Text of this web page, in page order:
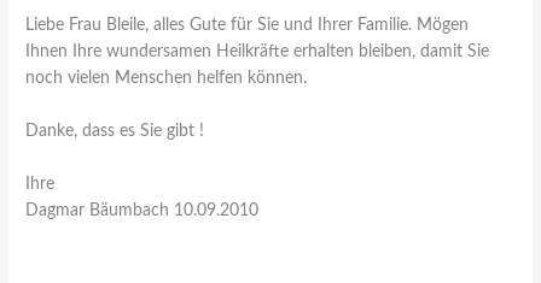
Liebe Frau Bleile, alles Gute für Sie und Ihrer Familie. Mögen
Ihnen Ihre wundersamen Heilkräfte erhalten bleiben, damit Sie
noch vielen Menschen helfen können.
Danke, dass es Sie gibt !
Ihre
Dagmar Bäumbach 10.09.2010